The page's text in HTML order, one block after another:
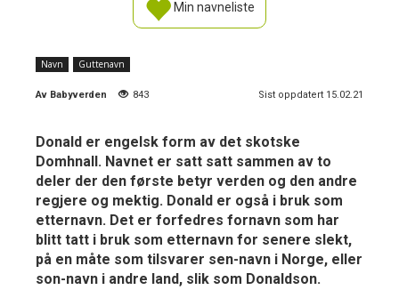
Min navneliste
Navn Guttenavn
Av Babyverden 843 Sist oppdatert 15.02.21
Donald er engelsk form av det skotske
Domhnall. Navnet er satt satt sammen av to
deler der den første betyr verden og den andre
regjere og mektig. Donald er også i bruk som
etternavn. Det er forfedres fornavn som har
blitt tatt i bruk som etternavn for senere slekt,
på en måte som tilsvarer sen-navn i Norge, eller
son-navn i andre land, slik som Donaldson.